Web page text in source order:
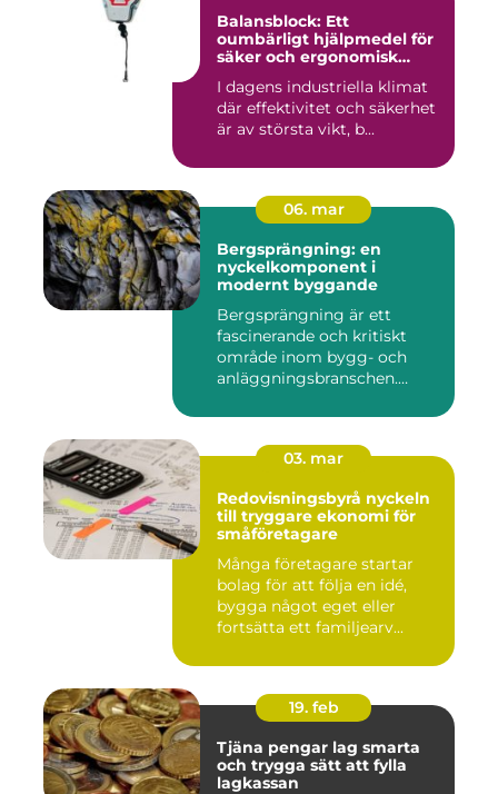
Balansblock: Ett
oumbärligt hjälpmedel för
säker och ergonomisk
I dagens industriella klimat
där effektivitet och säkerhet
är av största vikt, b...
06. mar
Bergsprängning: en
nyckelkomponent i
modernt byggande
Bergsprängning är ett
fascinerande och kritiskt
område inom bygg- och
anläggningsbranschen.
03. mar
Redovisningsbyrå nyckeln
till tryggare ekonomi för
småföretagare
Många företagare startar
bolag för att följa en idé,
bygga något eget eller
fortsätta ett familjearv...
19. feb
Tjäna pengar lag smarta
och trygga sätt att fylla
lagkassan